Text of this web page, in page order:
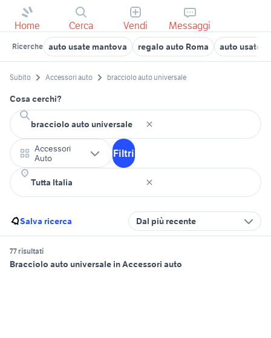
Home Cerca Vendi Messaggi
Ricerche auto usate mantova regalo auto Roma auto usate
Subito Accessori auto bracciolo auto universale
Cosa cerchi?
Accessori
Auto
Filtri
Salva ricerca Dal più recente
77 risultati
Bracciolo auto universale in Accessori auto